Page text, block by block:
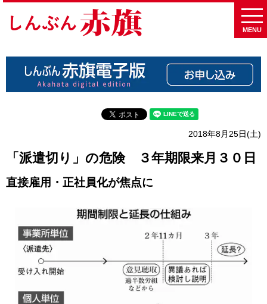
MENU
2018年8月25日(土)
「派遣切り」の危険 ３年期限来月３０日
直接雇用・正社員化が焦点に